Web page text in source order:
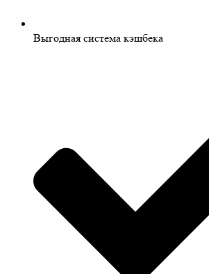
Выгодная система кэшбека